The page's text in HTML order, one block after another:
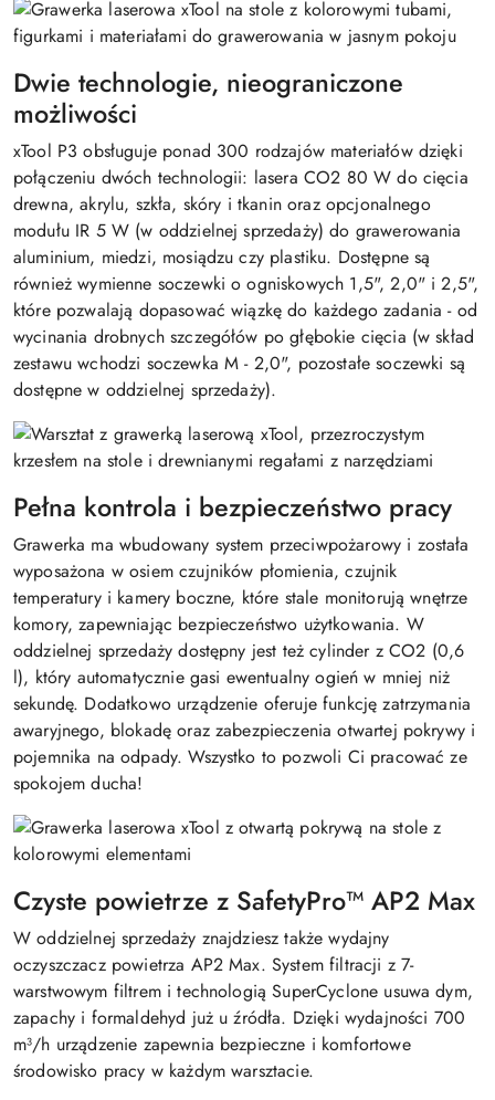
Dwie technologie, nieograniczone
możliwości
xTool P3 obsługuje ponad 300 rodzajów materiałów dzięki
połączeniu dwóch technologii: lasera CO2 80 W do cięcia
drewna, akrylu, szkła, skóry i tkanin oraz opcjonalnego
modułu IR 5 W (w oddzielnej sprzedaży) do grawerowania
aluminium, miedzi, mosiądzu czy plastiku. Dostępne są
również wymienne soczewki o ogniskowych 1,5", 2,0" i 2,5",
które pozwalają dopasować wiązkę do każdego zadania - od
wycinania drobnych szczegółów po głębokie cięcia (w skład
zestawu wchodzi soczewka M - 2,0", pozostałe soczewki są
dostępne w oddzielnej sprzedaży).
Pełna kontrola i bezpieczeństwo pracy
Grawerka ma wbudowany system przeciwpożarowy i została
wyposażona w osiem czujników płomienia, czujnik
temperatury i kamery boczne, które stale monitorują wnętrze
komory, zapewniając bezpieczeństwo użytkowania. W
oddzielnej sprzedaży dostępny jest też cylinder z CO2 (0,6
l), który automatycznie gasi ewentualny ogień w mniej niż
sekundę. Dodatkowo urządzenie oferuje funkcję zatrzymania
awaryjnego, blokadę oraz zabezpieczenia otwartej pokrywy i
pojemnika na odpady. Wszystko to pozwoli Ci pracować ze
spokojem ducha!
Czyste powietrze z SafetyPro™ AP2 Max
W oddzielnej sprzedaży znajdziesz także wydajny
oczyszczacz powietrza AP2 Max. System filtracji z 7-
warstwowym filtrem i technologią SuperCyclone usuwa dym,
zapachy i formaldehyd już u źródła. Dzięki wydajności 700
m³/h urządzenie zapewnia bezpieczne i komfortowe
środowisko pracy w każdym warsztacie.